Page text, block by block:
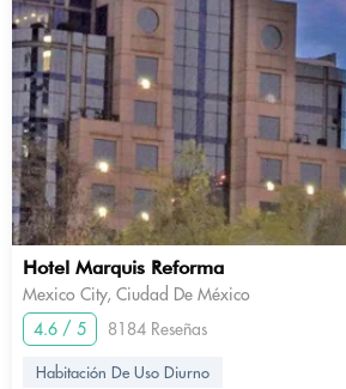
Hotel Marquis Reforma
Mexico City, Ciudad De México
4.6 / 5
8184 Reseñas
Habitación De Uso Diurno